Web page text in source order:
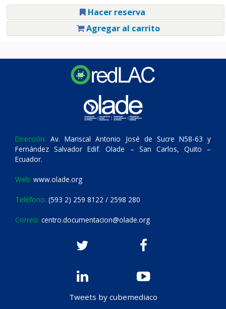
Hacer reserva
Agregar al carrito
Dirección: Av. Mariscal Antonio José de Sucre N58-63 y
Fernández Salvador Edif. Olade – San Carlos, Quito –
Ecuador.
Web: www.olade.org
Teléfono: (593 2) 259 8122 / 2598 280
Correo: centro.documentacion@olade.org
Tweets by cubemediaco